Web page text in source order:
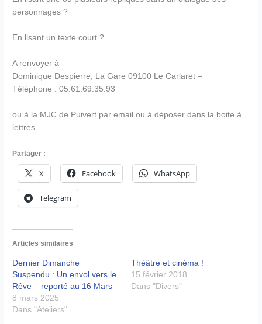
personnages ?
En lisant un texte court ?
A renvoyer à
Dominique Despierre, La Gare 09100 Le Carlaret –
Téléphone : 05.61.69.35.93
ou à la MJC de Puivert par email ou à déposer dans la boite à
lettres
Partager :
X Facebook WhatsApp
Telegram
Articles similaires
Dernier Dimanche
Suspendu : Un envol vers le
Rêve – reporté au 16 Mars
8 mars 2025
Dans "Ateliers"
Théâtre et cinéma !
15 février 2018
Dans "Divers"